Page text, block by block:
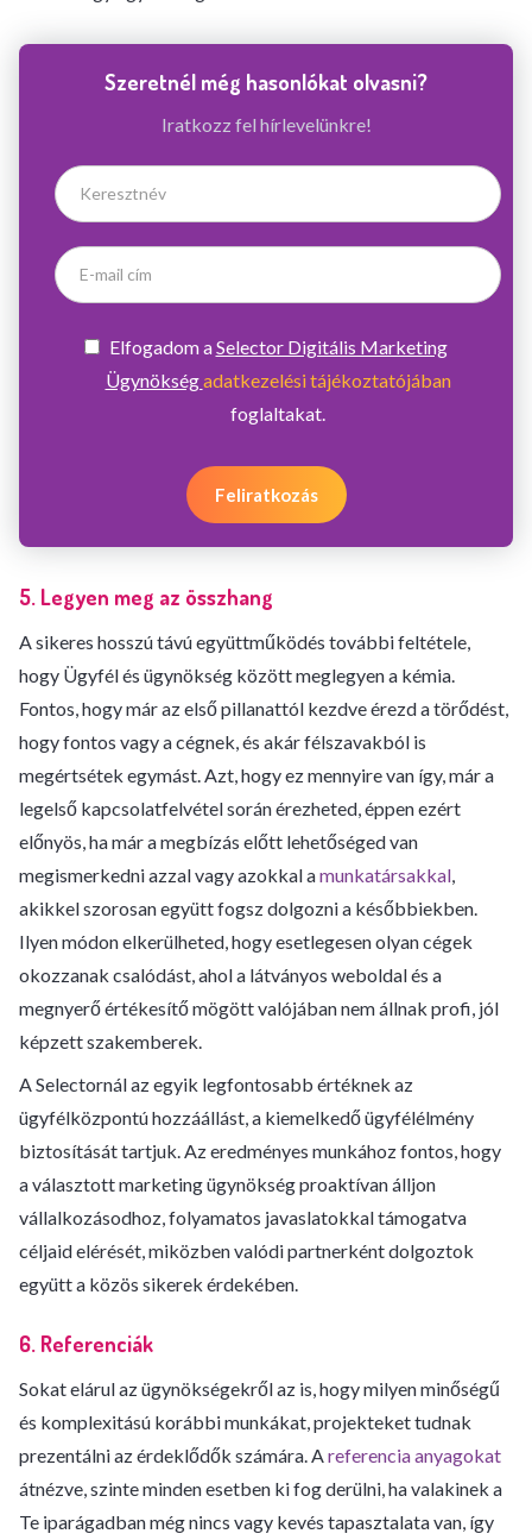
Szeretnél még hasonlókat olvasni?
Iratkozz fel hírlevelünkre!
Elfogadom aSelector Digitális Marketing
Ügynökségadatkezelési tájékoztatójában
foglaltakat.
Feliratkozás
5. Legyen meg az összhang
A sikeres hosszú távú együttműködés további feltétele,
hogy Ügyfél és ügynökség között meglegyen a kémia.
Fontos, hogy már az első pillanattól kezdve érezd a törődést,
hogy fontos vagy a cégnek, és akár félszavakból is
megértsétek egymást. Azt, hogy ez mennyire van így, már a
legelső kapcsolatfelvétel során érezheted, éppen ezért
előnyös, ha már a megbízás előtt lehetőséged van
megismerkedni azzal vagy azokkal amunkatársakkal
akikkel szorosan együtt fogsz dolgozni a későbbiekben.
Ilyen módon elkerülheted, hogy esetlegesen olyan cégek
okozzanak csalódást, ahol a látványos weboldal és a
megnyerő értékesítő mögött valójában nem állnak profi, jól
képzett szakemberek.
A Selectornál az egyik legfontosabb értéknek az
ügyfélközpontú hozzáállást, a kiemelkedő ügyfélélmény
biztosítását tartjuk. Az eredményes munkához fontos, hogy
a választott marketing ügynökség proaktívan álljon
vállalkozásodhoz, folyamatos javaslatokkal támogatva
céljaid elérését, miközben valódi partnerként dolgoztok
együtt a közös sikerek érdekében.
6. Referenciák
Sokat elárul az ügynökségekről az is, hogy milyen minőségű
és komplexitású korábbi munkákat, projekteket tudnak
prezentálni az érdeklődők számára. A referencia anyagokat
átnézve, szinte minden esetben ki fog derülni, ha valakinek a
Te iparágadban még nincs vagy kevés tapasztalata van, így